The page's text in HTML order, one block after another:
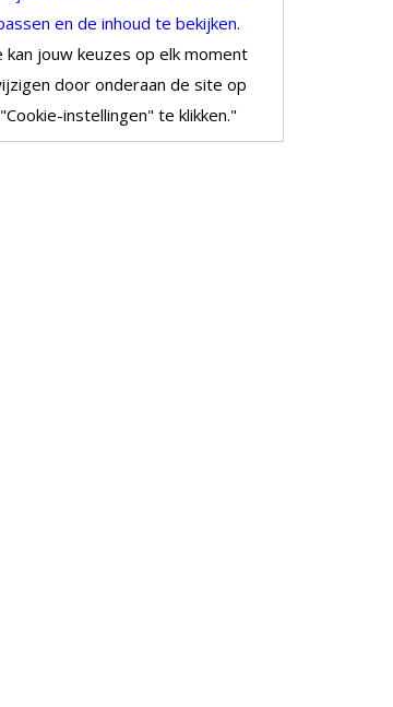
en de inhoud te bekijken.
kan jouw keuzes op elk moment
door onderaan de site op
"Cookie-instellingen" te klikken."